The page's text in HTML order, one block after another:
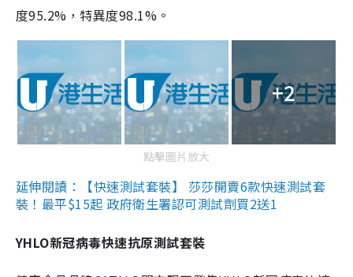
度95.2%，特異度98.1%。
+2
點擊圖片放大
延伸閱讀：【快速測試套裝】 莎莎開賣6款快速測試套
裝！最平$15起 政府衛生署認可測試劑買2送1
YHLO新冠病毒快速抗原測試套裝